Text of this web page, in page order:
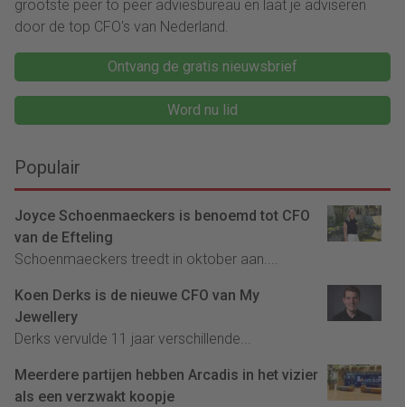
grootste peer to peer adviesbureau en laat je adviseren
door de top CFO's van Nederland.
Ontvang de gratis nieuwsbrief
Word nu lid
Populair
Joyce Schoenmaeckers is benoemd tot CFO
van de Efteling
Schoenmaeckers treedt in oktober aan....
Koen Derks is de nieuwe CFO van My
Jewellery
Derks vervulde 11 jaar verschillende...
Meerdere partijen hebben Arcadis in het vizier
als een verzwakt koopje